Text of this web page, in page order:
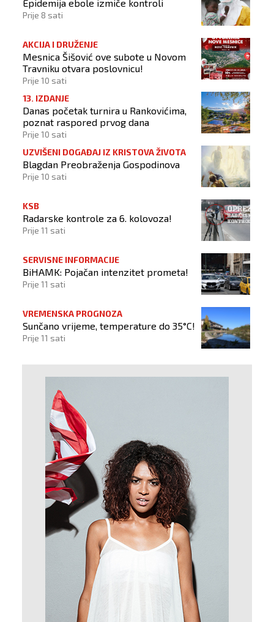
Epidemija ebole izmiče kontroli
Prije 8 sati
AKCIJA I DRUŽENJE
Mesnica Šišović ove subote u Novom
Travniku otvara poslovnicu!
Prije 10 sati
13. IZDANJE
Danas početak turnira u Rankovićima,
poznat raspored prvog dana
Prije 10 sati
UZVIŠENI DOGAĐAJ IZ KRISTOVA ŽIVOTA
Blagdan Preobraženja Gospodinova
Prije 10 sati
KSB
Radarske kontrole za 6. kolovoza!
Prije 11 sati
SERVISNE INFORMACIJE
BiHAMK: Pojačan intenzitet prometa!
Prije 11 sati
VREMENSKA PROGNOZA
Sunčano vrijeme, temperature do 35°C!
Prije 11 sati